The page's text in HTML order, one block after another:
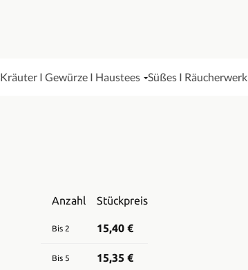
Kräuter I Gewürze I Haustees Süßes I Räucherwerk
Anzahl
Stückpreis
Bis 2 15,40 €
Bis 5 15,35 €